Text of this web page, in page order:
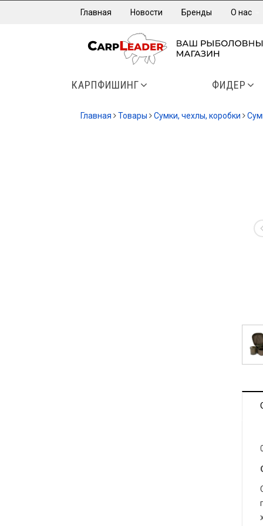
Главная Новости Бренды О нас
КАРПФИШИНГ ФИДЕР
Главная Товары Сумки, чехлы, коробки